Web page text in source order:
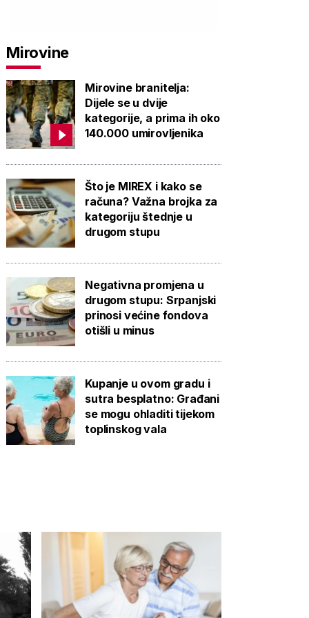
Mirovine
Mirovine branitelja:
Dijele se u dvije
kategorije, a prima ih oko
140.000 umirovljenika
Što je MIREX i kako se
računa? Važna brojka za
kategoriju štednje u
drugom stupu
Negativna promjena u
drugom stupu: Srpanjski
prinosi većine fondova
otišli u minus
Kupanje u ovom gradu i
sutra besplatno: Građani
se mogu ohladiti tijekom
toplinskog vala